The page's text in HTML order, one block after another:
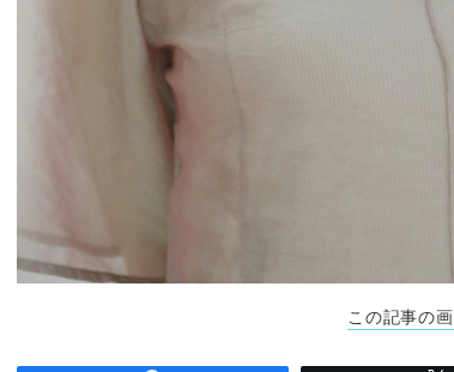
この記事の